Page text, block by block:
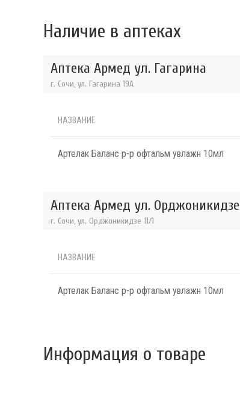
Наличие в аптеках
Аптека Армед ул. Гагарина
г. Сочи, ул. Гагарина 19А
НАЗВАНИЕ
Артелак Баланс р-р офтальм увлажн 10мл
Аптека Армед ул. Орджоникидзе
г. Сочи, ул. Орджоникидзе 11/1
НАЗВАНИЕ
Артелак Баланс р-р офтальм увлажн 10мл
Информация о товаре